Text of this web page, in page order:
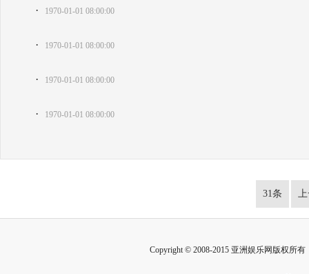
· 1970-01-01 08:00:00
· 1970-01-01 08:00:00
· 1970-01-01 08:00:00
· 1970-01-01 08:00:00
31条
Copyright © 2008-2015 亚洲娱乐网版权所